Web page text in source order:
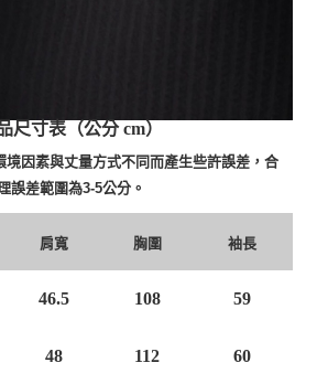
尺寸表（公分 cm）
境因素與丈量方式不同而產生些許誤差，合
誤差範圍為3-5公分。
肩寬 胸圍 袖長
46.5 108 59
48 112 60